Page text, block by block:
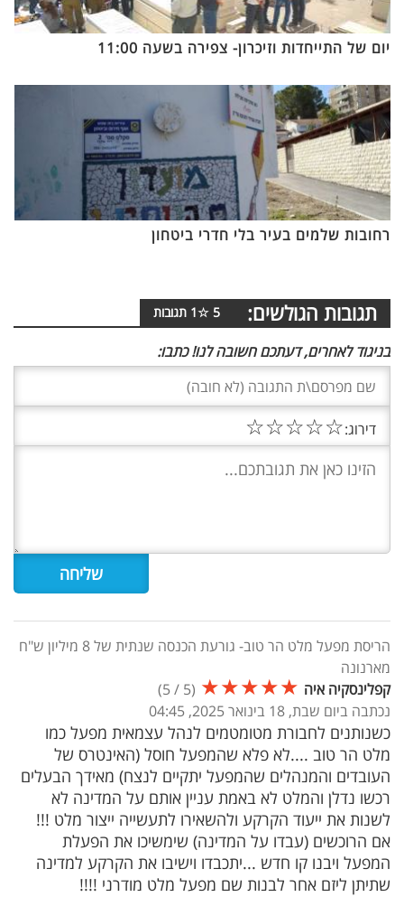
יום של התייחדות וזיכרון- צפירה בשעה 11:00
רחובות שלמים בעיר בלי חדרי ביטחון
תגובות הגולשים: 5
☆
1 תגובות
בניגוד לאחרים, דעתכם חשובה לנו! כתבו:
דירוג:☆
☆
☆
☆
☆
הריסת מפעל מלט הר טוב- גורעת הכנסה שנתית של 8 מיליון ש"ח
מארנונה
קפלינסקיה איה ★
★
★
★
★
(
5
/
5
)
נכתבה ביום שבת, 18 בינואר 2025, 04:45
כשנותנים לחבורת מטומטמים לנהל עצמאית מפעל כמו
מלט הר טוב ....לא פלא שהמפעל חוסל (האינטרס של
העובדים והמנהלים שהמפעל יתקיים לנצח) מאידך הבעלים
רכשו נדלן והמלט לא באמת עניין אותם על המדינה לא
לשנות את ייעוד הקרקע ולהשאירו לתעשייה ייצור מלט !!!
אם הרוכשים (עבדו על המדינה) שימשיכו את הפעלת
המפעל ויבנו קו חדש ...יתכבדו וישיבו את הקרקע למדינה
שתיתן ליזם אחר לבנות שם מפעל מלט מודרני !!!!